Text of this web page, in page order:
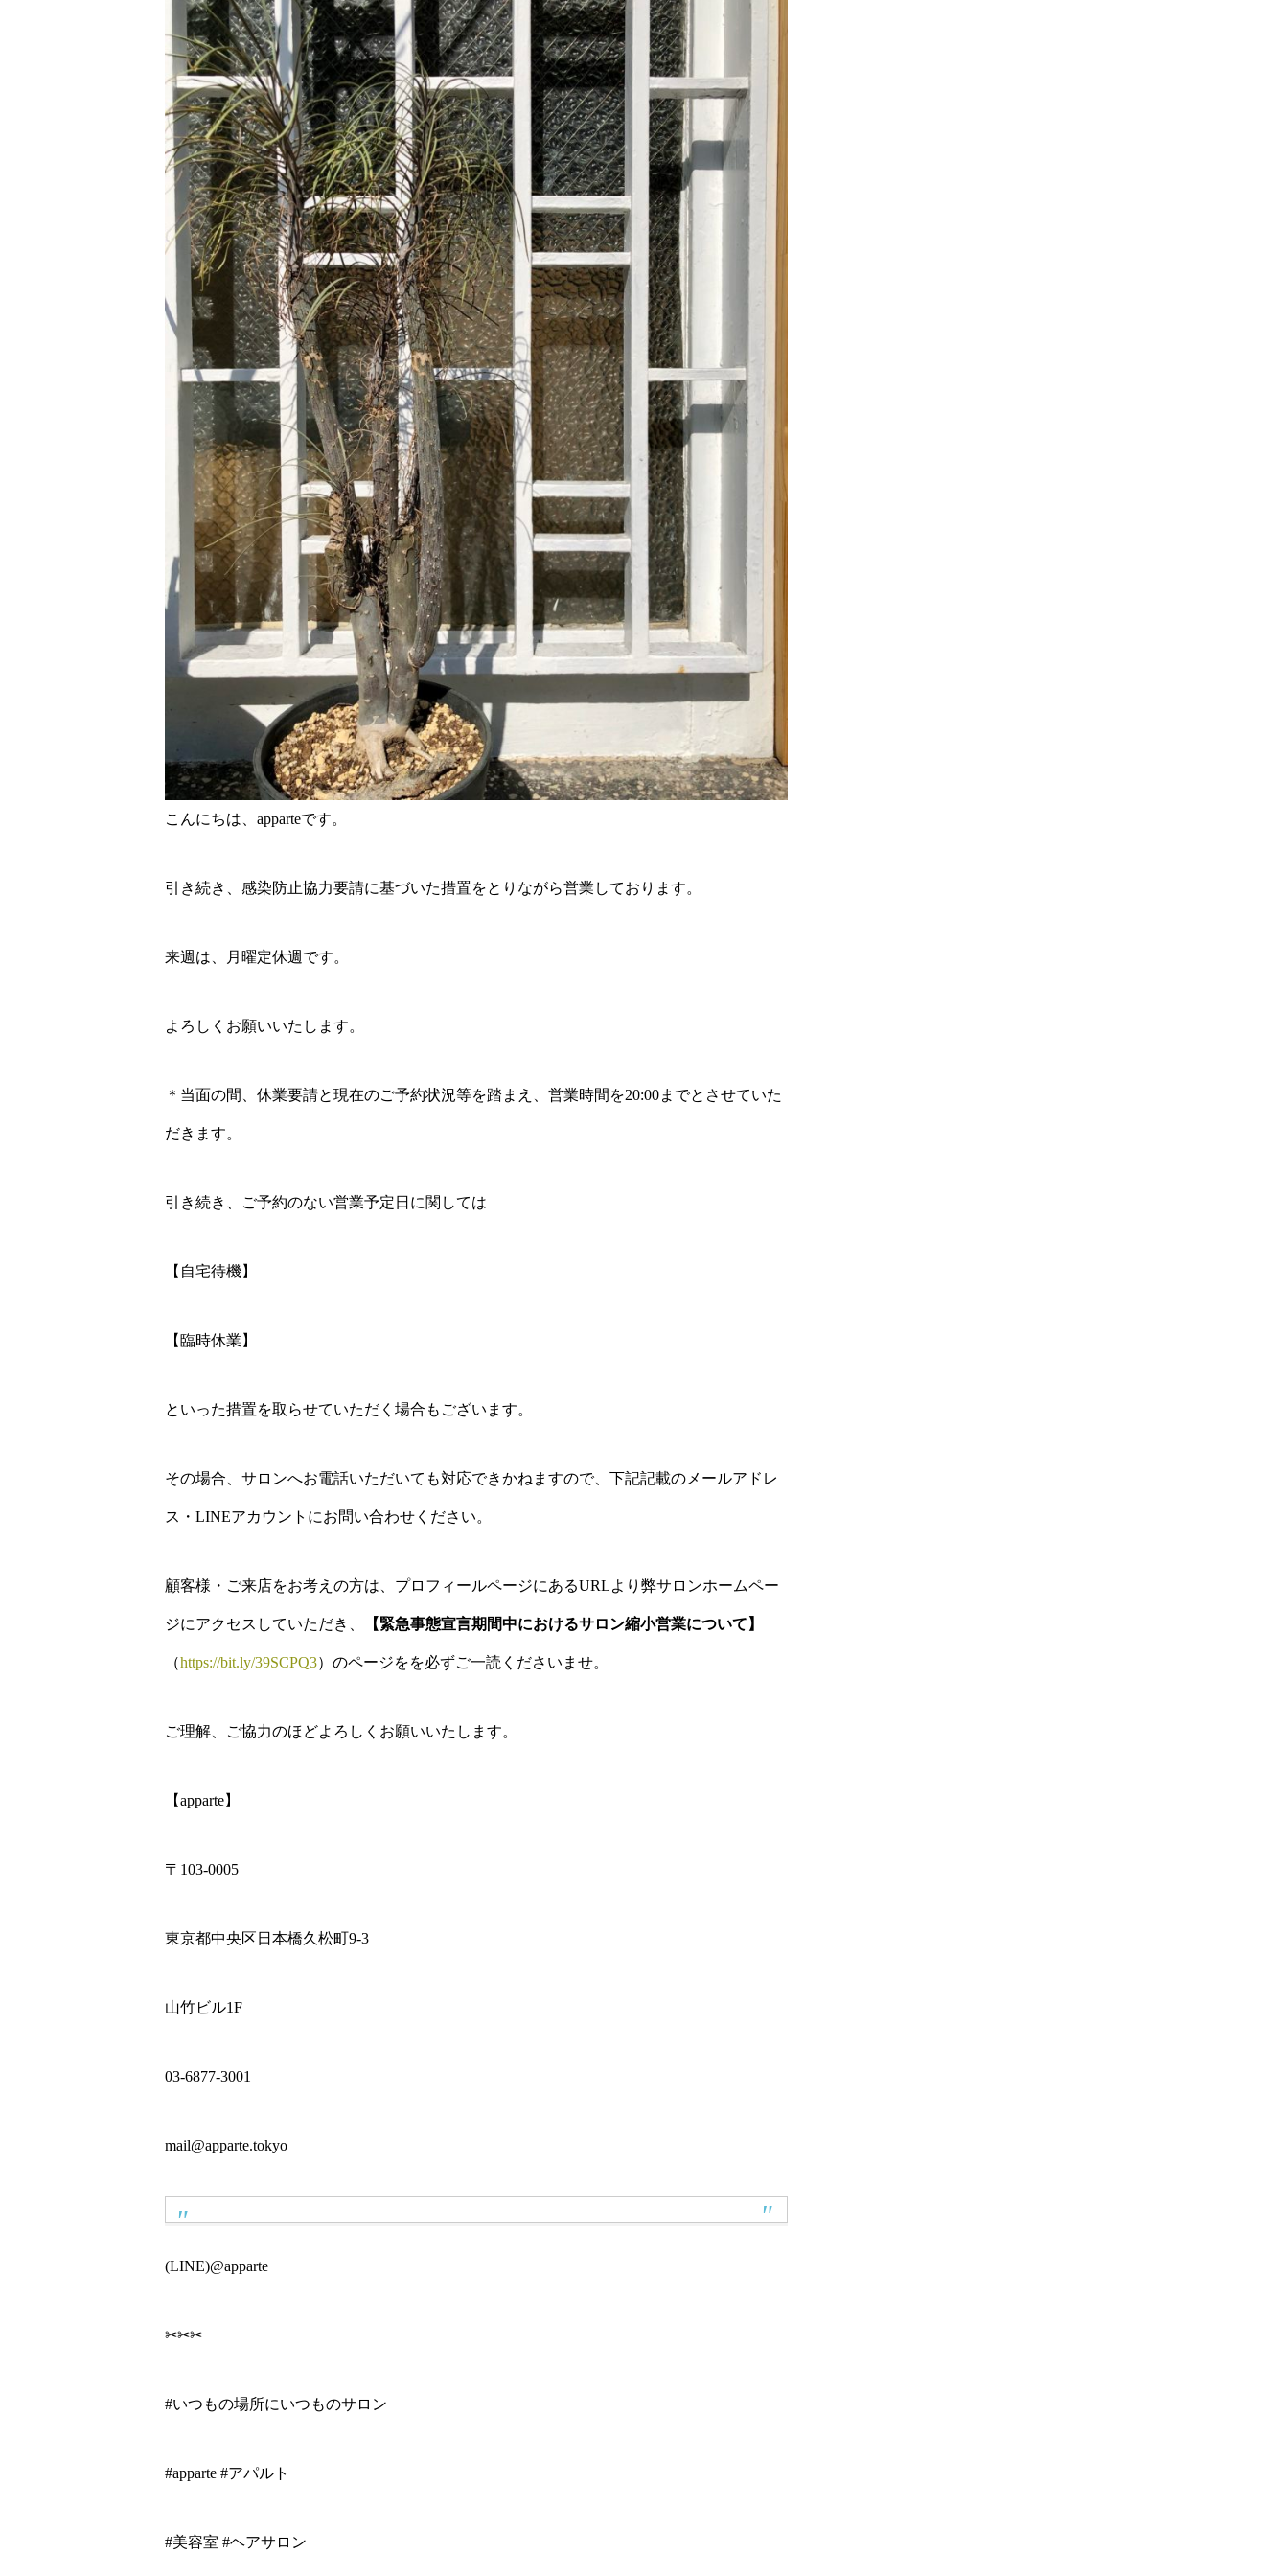
こんにちは、apparteです。
引き続き、感染防止協力要請に基づいた措置をとりながら営業しております。
来週は、月曜定休週です。
よろしくお願いいたします。
＊当面の間、休業要請と現在のご予約状況等を踏まえ、営業時間を20:00までとさせていた
だきます。
引き続き、ご予約のない営業予定日に関しては
【自宅待機】
【臨時休業】
といった措置を取らせていただく場合もございます。
その場合、サロンへお電話いただいても対応できかねますので、下記記載のメールアドレ
ス・LINEアカウントにお問い合わせください。
顧客様・ご来店をお考えの方は、プロフィールページにあるURLより弊サロンホームペー
ジにアクセスしていただき、 【緊急事態宣言期間中におけるサロン縮小営業について】
（https://bit.ly/39SCPQ3）のページをを必ずご一読くださいませ。
ご理解、ご協力のほどよろしくお願いいたします。
【apparte】
〒103-0005
東京都中央区日本橋久松町9-3
山竹ビル1F
03-6877-3001
mail@apparte.tokyo
(LINE)@apparte
✂︎✂︎✂︎
#いつもの場所にいつものサロン
#apparte #アパルト
#美容室 #ヘアサロン